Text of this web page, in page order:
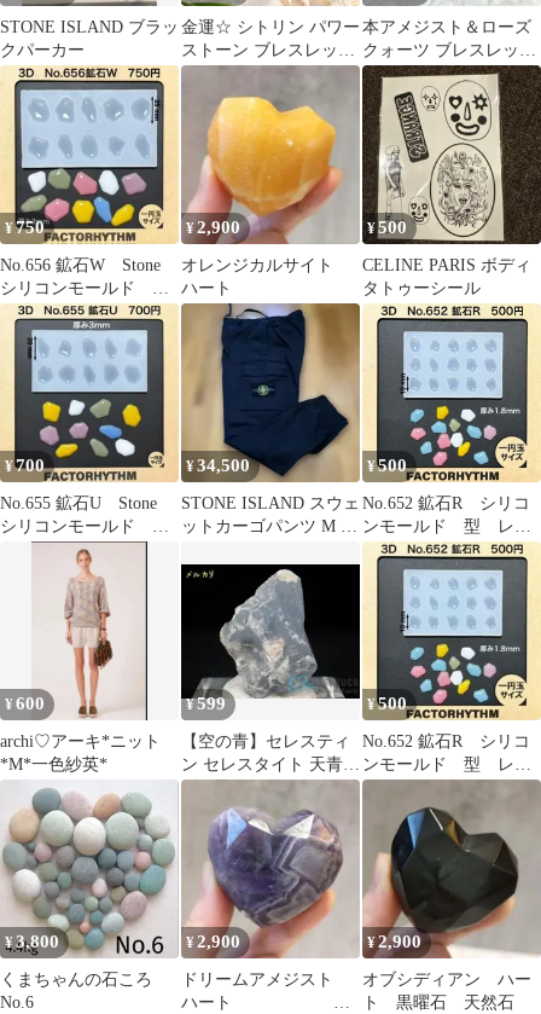
STONE ISLAND ブラッ
クパーカー
金運☆ シトリン パワー
ストーン ブレスレット
水晶
本アメジスト＆ローズ
クォーツ ブレスレット
16cm
¥750
No.656 鉱石W Stone
シリコンモールド
型 レジン
¥2,900
オレンジカルサイト
ハート
¥500
CELINE PARIS ボディ
タトゥーシール
¥700
No.655 鉱石U Stone
シリコンモールド
型 レジン
¥34,500
STONE ISLAND スウェ
ットカーゴパンツ M 美
¥500
No.652 鉱石R シリコ
ンモールド 型 レジ
ン stone
¥600
archi♡アーキ*ニット
*M*一色紗英*
¥599
【空の青】セレスティ
ン セレスタイト 天青石
マダガスカル【外国産
鉱物】
¥500
No.652 鉱石R シリコ
ンモールド 型 レジ
ン stone
¥3,800
くまちゃんの石ころ
No.6
¥2,900
ドリームアメジスト
ハート
¥2,900
オブシディアン ハー
ト 黒曜石 天然石